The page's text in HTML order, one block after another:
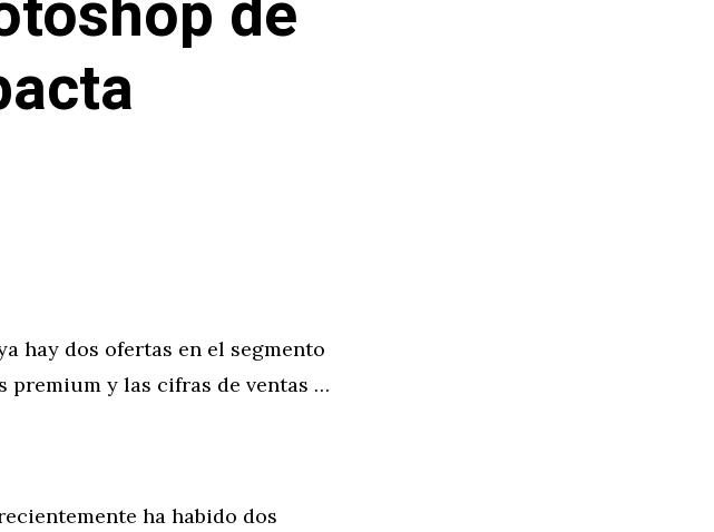
hay dos ofertas en el segmento
premium y las cifras de ventas …
ha habido dos